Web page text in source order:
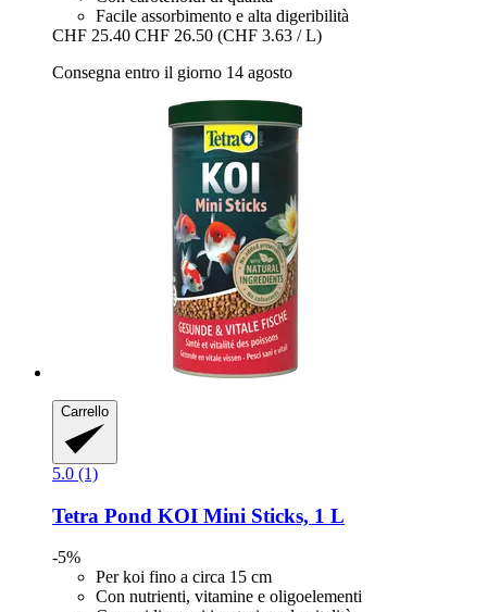
Facile assorbimento e alta digeribilità
CHF 25.40 CHF 26.50 (CHF 3.63 / L)
Consegna entro il giorno 14 agosto
Carrello
5.0 (1)
Tetra Pond KOI Mini Sticks, 1 L
-5%
Per koi fino a circa 15 cm
Con nutrienti, vitamine e oligoelementi